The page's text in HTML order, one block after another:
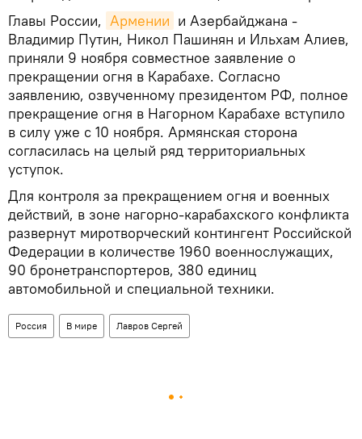
Главы России, Армении и Азербайджана -
Владимир Путин, Никол Пашинян и Ильхам Алиев,
приняли 9 ноября совместное заявление о
прекращении огня в Карабахе. Согласно
заявлению, озвученному президентом РФ, полное
прекращение огня в Нагорном Карабахе вступило
в силу уже с 10 ноября. Армянская сторона
согласилась на целый ряд территориальных
уступок.
Для контроля за прекращением огня и военных
действий, в зоне нагорно-карабахского конфликта
развернут миротворческий контингент Российской
Федерации в количестве 1960 военнослужащих,
90 бронетранспортеров, 380 единиц
автомобильной и специальной техники.
Россия В мире Лавров Сергей